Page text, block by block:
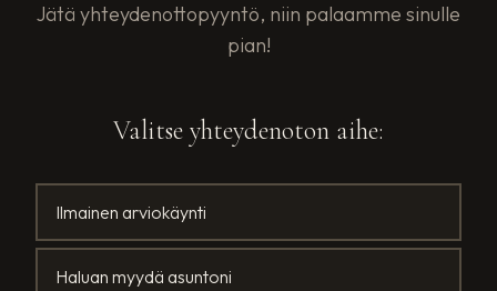
Jätä yhteydenottopyyntö, niin palaamme sinulle
pian!
Valitse yhteydenoton aihe:
Ilmainen arviokäynti
Haluan myydä asuntoni